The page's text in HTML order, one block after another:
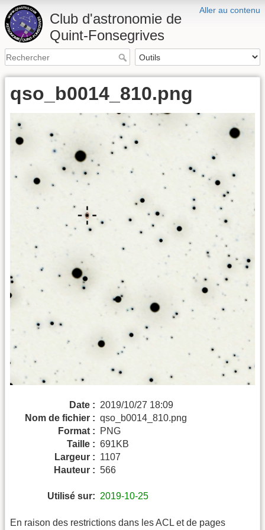
Aller au contenu
Club d'astronomie de
Quint-Fonsegrives
qso_b0014_810.png
Date : 2019/10/27 18:09
Nom de fichier : qso_b0014_810.png
Format :
PNG
Taille : 691KB
Largeur : 1107
Hauteur : 566
Utilisé sur: 2019-10-25
En raison des restrictions dans les ACL et de pages